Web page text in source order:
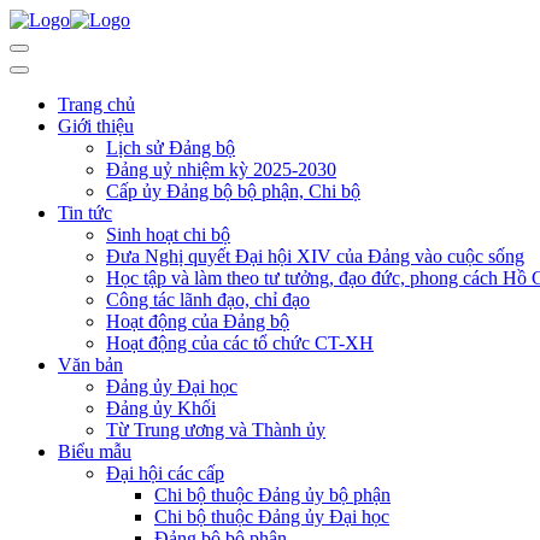
Trang chủ
Giới thiệu
Lịch sử Đảng bộ
Đảng uỷ nhiệm kỳ 2025-2030
Cấp ủy Đảng bộ bộ phận, Chi bộ
Tin tức
Sinh hoạt chi bộ
Đưa Nghị quyết Đại hội XIV của Đảng vào cuộc sống
Học tập và làm theo tư tưởng, đạo đức, phong cách Hồ
Công tác lãnh đạo, chỉ đạo
Hoạt động của Đảng bộ
Hoạt động của các tổ chức CT-XH
Văn bản
Đảng ủy Đại học
Đảng ủy Khối
Từ Trung ương và Thành ủy
Biểu mẫu
Đại hội các cấp
Chi bộ thuộc Đảng ủy bộ phận
Chi bộ thuộc Đảng ủy Đại học